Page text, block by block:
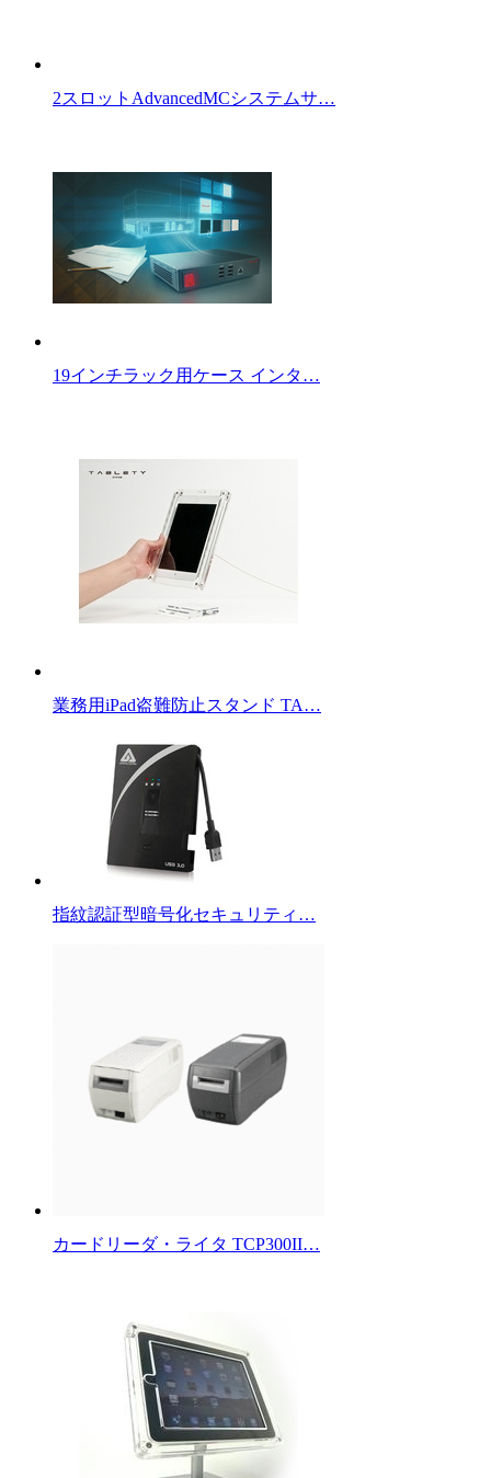
2スロットAdvancedMCシステムサ…
19インチラック用ケース インタ…
業務用iPad盗難防止スタンド TA…
指紋認証型暗号化セキュリティ…
カードリーダ・ライタ TCP300II…